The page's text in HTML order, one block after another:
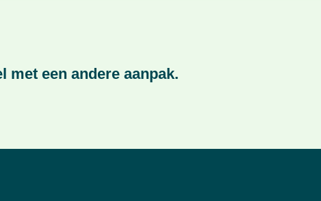
met een andere aanpak.